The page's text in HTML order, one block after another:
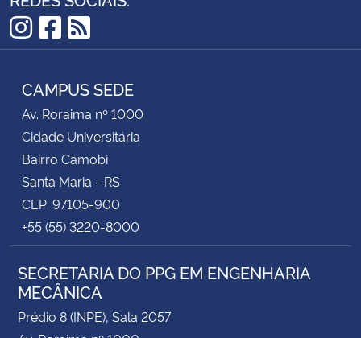
Instagram
Facebook
RSS
CAMPUS SEDE
Av. Roraima nº 1000
Cidade Universitária
Bairro Camobi
Santa Maria - RS
CEP: 97105-900
+55 (55) 3220-8000
SECRETARIA DO PPG EM ENGENHARIA
MECÂNICA
Prédio 8 (INPE), Sala 2057